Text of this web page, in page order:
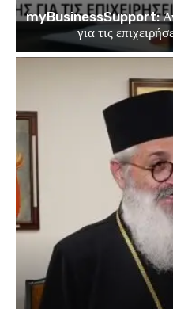
myBusinessSupport:
για τις